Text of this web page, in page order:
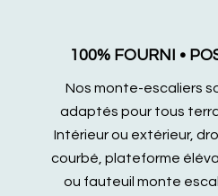
100% FOURNI •
Nos monte-escaliers
adaptés pour tous
Intérieur ou extérieur,
courbé, plateforme
ou fauteuil monte